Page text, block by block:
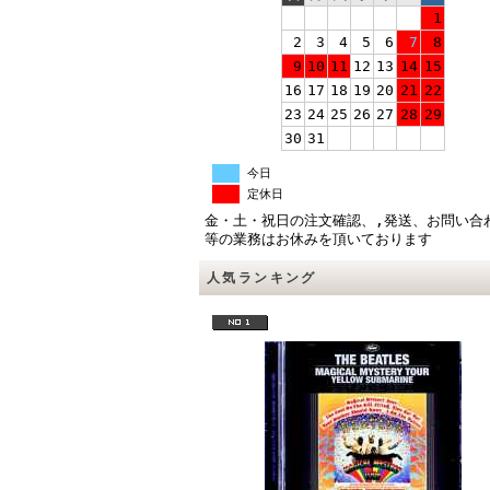
1
2
3 4 5 6 7
8
9 10 11 12 13 14 15
16 17 18 19 20 21 22
23 24 25 26 27 28 29
30 31
今日
定休日
金・土・祝日の注文確認、,発送、お問い合
等の業務はお休みを頂いております
人気ランキング